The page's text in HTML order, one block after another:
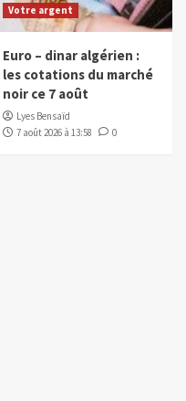
Votre argent
Euro – dinar algérien :
les cotations du marché
noir ce 7 août
Lyes Bensaïd
7 août 2026 à 13:58
0